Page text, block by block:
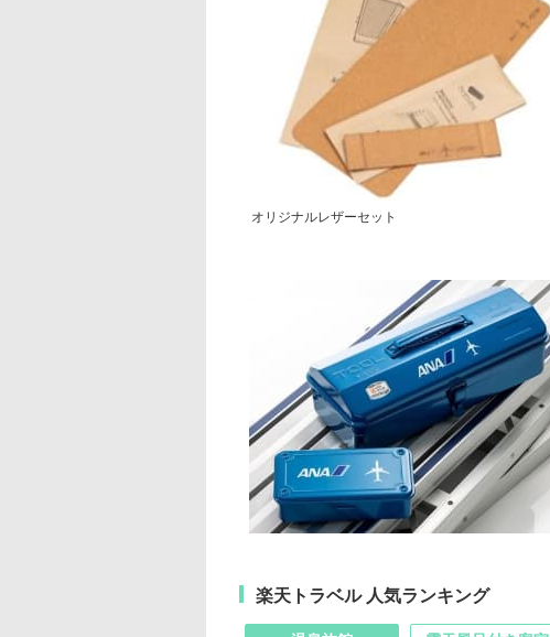
オリジナルレザーセット
楽天トラベル 人気ランキング